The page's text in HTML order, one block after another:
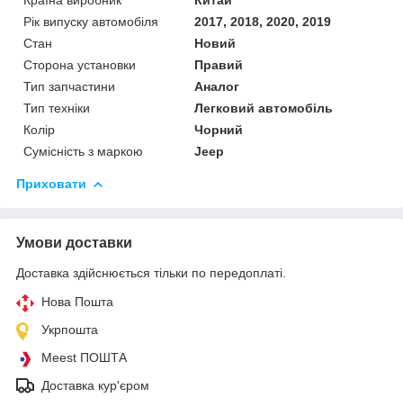
Рік випуску автомобіля
2017, 2018, 2020, 2019
Стан
Новий
Сторона установки
Правий
Тип запчастини
Аналог
Тип техніки
Легковий автомобіль
Колір
Чорний
Сумісність з маркою
Jeep
Приховати
Умови доставки
Доставка здійснюється тільки по передоплаті.
Нова Пошта
Укрпошта
Meest ПОШТА
Доставка кур'єром